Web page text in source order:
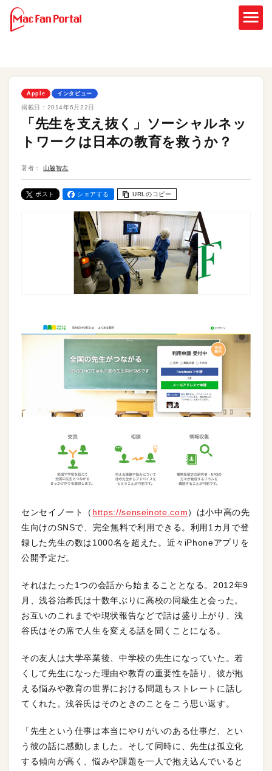
Apple インタビュー
掲載日： 2014年6月22日
「先生を支え抜く」ソーシャルネッ
トワークは日本の教育を救うか？
著者： 山脇智志
ポスト シェアする URLのコピー
センセイノート（ https://senseinote.com）は小中高の先
生向けのSNSで、完全無料で利用できる。利用1カ月で登
録した先生の数は1000名を超えた。近々iPhoneアプリを
公開予定だ。
それはたった1つの会話から始まることとなる。2012年9
月、浅谷治希氏は十数年ぶりに高校の同級生と会った。
お互いのこれまでや現状報告などで話は盛り上がり、浅
谷氏はその席で人生を変える話を聞くことになる。
その友人は大学卒業後、中学校の先生になっていた。若
くして先生になった理由や教育の重要性を語り、彼が抱
える悩みや教育の世界における問題もストレートに話し
てくれた。浅谷氏はそのときのことをこう思い返す。
「先生という仕事は本当にやりがいのある仕事だ、とい
う彼の話に感動しました。そして同時に、先生は孤立化
する傾向が高く、悩みや課題を一人で抱え込んでいると